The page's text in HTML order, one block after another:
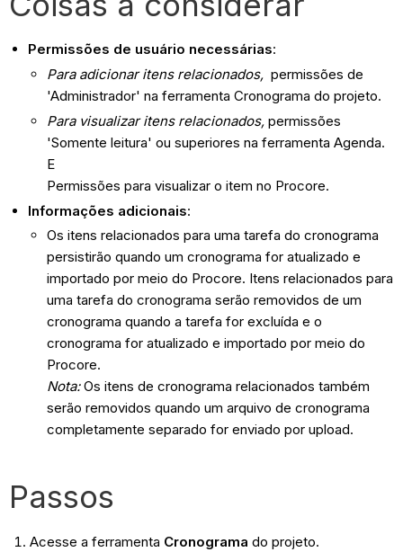
Permissões de usuário necessárias:
Para adicionar itens relacionados, permissões de
'Administrador' na ferramenta Cronograma do projeto.
Para visualizar itens relacionados, permissões
'Somente leitura' ou superiores na ferramenta Agenda.
E
Permissões para visualizar o item no Procore.
Informações adicionais:
Os itens relacionados para uma tarefa do cronograma
persistirão quando um cronograma for atualizado e
importado por meio do Procore. Itens relacionados para
uma tarefa do cronograma serão removidos de um
cronograma quando a tarefa for excluída e o
cronograma for atualizado e importado por meio do
Procore.
Nota:Os itens de cronograma relacionados também
serão removidos quando um arquivo de cronograma
completamente separado for enviado por upload.
Passos
Acesse a ferramenta Cronograma do projeto.